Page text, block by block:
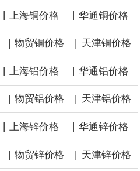
地区稳妥推进灾害严重不能有效治理、资
好遗留问题处置和职工安置。西南、东北
标准，合理引导资源条件差、安全保障程
用政策引导、市场手段等加快推动长期停
镍库存持平。
| 上海铜价格 | 华通铜价格
| 物贸铜价格 | 天津铜价格
上海铝价格 华通铝价格
| 物贸铝价格 | 天津铝价格
上海锌价格 华通锌价格
| 物贸锌价格 | 天津锌价格